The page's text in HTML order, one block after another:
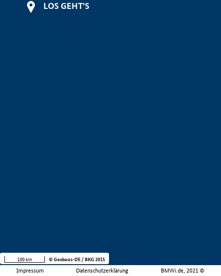
LOS GEHT'S
Impressum Datenschutzerklärung BMWi.de, 2021 ©
100 km © Geobasis-DE / BKG 2015